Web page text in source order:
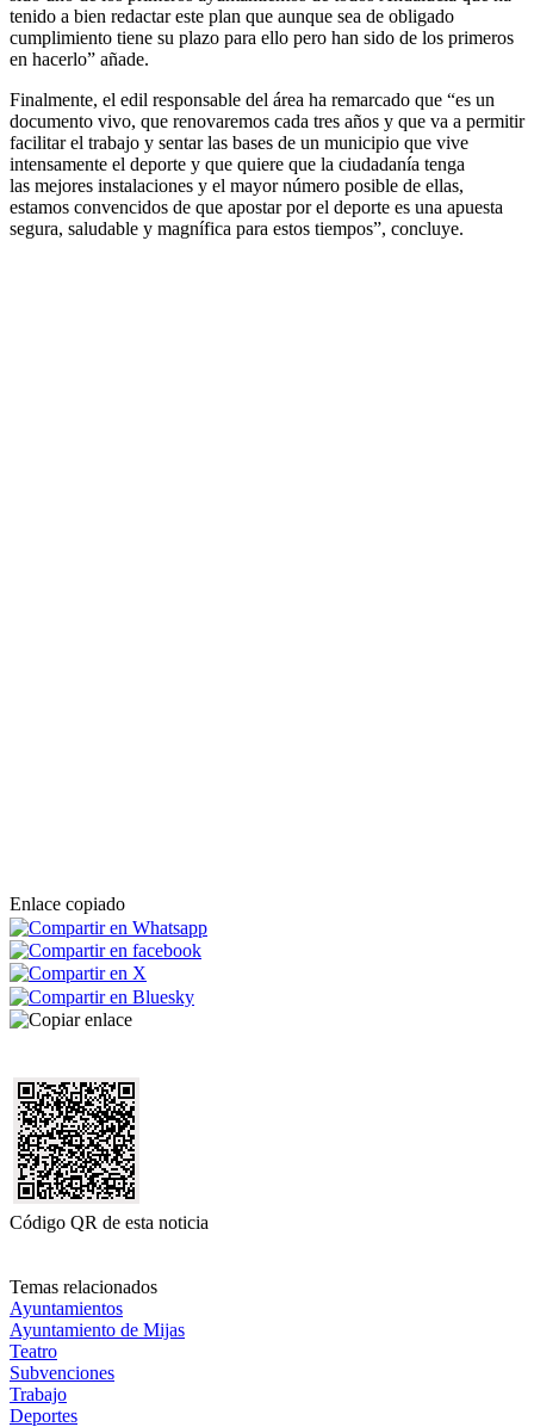
tenido a bien redactar este plan que aunque sea de obligado
cumplimiento tiene su plazo para ello pero han sido de los primeros
en hacerlo” añade.
Finalmente, el edil responsable del área ha remarcado que “es un
documento vivo, que renovaremos cada tres años y que va a permitir
facilitar el trabajo y sentar las bases de un municipio que vive
intensamente el deporte y que quiere que la ciudadanía tenga
las mejores instalaciones y el mayor número posible de ellas,
estamos convencidos de que apostar por el deporte es una apuesta
segura, saludable y magnífica para estos tiempos”, concluye.
Enlace copiado
Código QR de esta noticia
Temas relacionados
Ayuntamientos
Ayuntamiento de Mijas
Teatro
Subvenciones
Trabajo
Deportes